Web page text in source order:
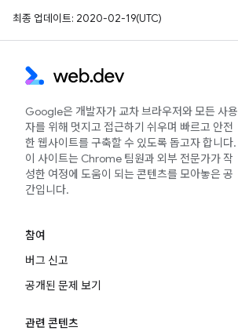
최종 업데이트: 2020-02-19(UTC)
Google은 개발자가 교차 브라우저와 모든 사용
자를 위해 멋지고 접근하기 쉬우며 빠르고 안전
한 웹사이트를 구축할 수 있도록 돕고자 합니다.
이 사이트는 Chrome 팀원과 외부 전문가가 작
성한 여정에 도움이 되는 콘텐츠를 모아놓은 공
간입니다.
참여
버그 신고
공개된 문제 보기
관련 콘텐츠